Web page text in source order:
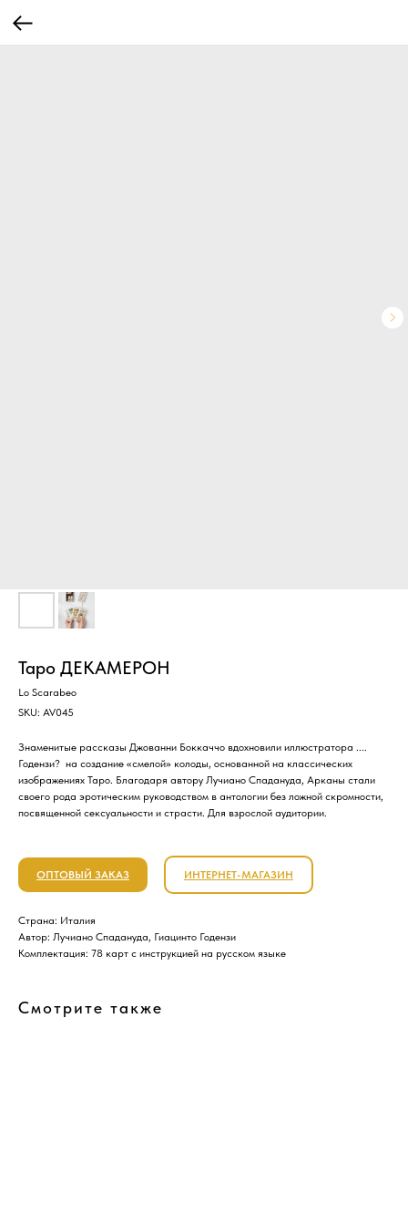
Таро ДЕКАМЕРОН
Lo Scarabeo
SKU: AV045
Знаменитые рассказы Джованни Боккаччо вдохновили иллюстратора ....
Годензи? на создание «смелой» колоды, основанной на классических
изображениях Таро. Благодаря автору Лучиано Спадануда, Арканы стали
своего рода эротическим руководством в антологии без ложной скромности,
посвященной сексуальности и страсти. Для взрослой аудитории.
ОПТОВЫЙ ЗАКАЗ ИНТЕРНЕТ-МАГАЗИН
Страна: Италия
Автор: Лучиано Спадануда, Гиацинто Годензи
Комплектация: 78 карт с инструкцией на русском языке
Смотрите также